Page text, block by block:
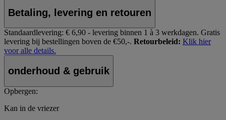
Betaling, levering en retouren
Standaardlevering: € 6,90 - levering binnen 1 à 3 werkdagen. Gratis
levering bij bestellingen boven de €50,-. Retourbeleid: Klik hier
voor alle details.
onderhoud & gebruik
Opbergen:
Kan in de vriezer